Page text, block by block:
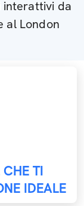
interattivi da
al London
TI
IDEALE